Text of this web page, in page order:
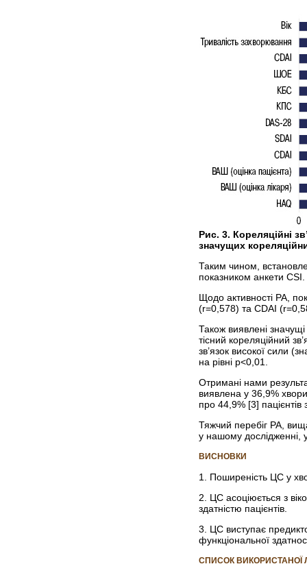
Рис. 3. Кореляційні
значущих
Таким чином,
показником анкети CSI.
Щодо активності РА,
(r=0,578) та CDAI
Також виявлені
тісний кореляційний
зв’язок високої сили
на рівні p<0,01.
Отримані нами
виявлена у 36,9%
про 44,9% [3]
Тяжчий перебіг РА,
у нашому дослідженні,
ВИСНОВКИ
1. Поширеність ЦС у
2. ЦС асоціюється з
здатністю пацієнтів.
3. ЦС виступає
функціональної
СПИСОК ВИКОРИСТАНОЇ